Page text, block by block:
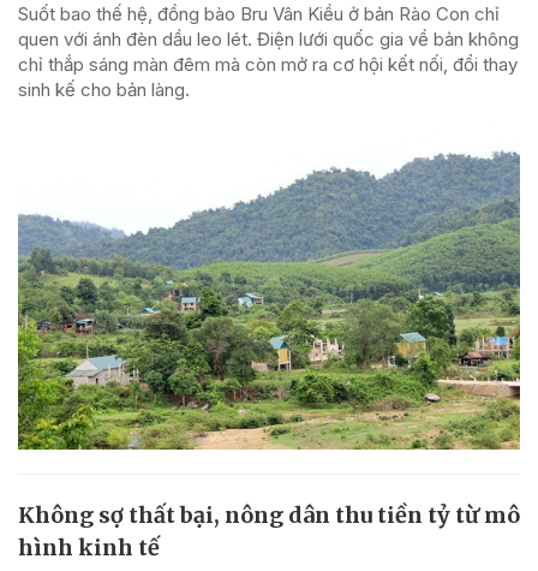
Suốt bao thế hệ, đồng bào Bru Vân Kiều ở bản Rào Con chỉ
quen với ánh đèn dầu leo lét. Điện lưới quốc gia về bản không
chỉ thắp sáng màn đêm mà còn mở ra cơ hội kết nối, đổi thay
sinh kế cho bản làng.
Không sợ thất bại, nông dân thu tiền tỷ từ mô
hình kinh tế